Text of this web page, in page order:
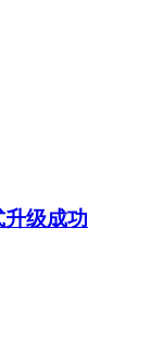
级成功